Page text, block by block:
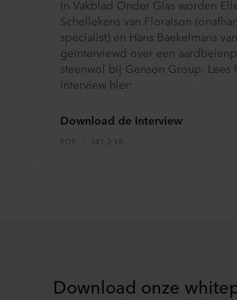
In Vakblad Onder Glas worden
Schellekens van Floraison
specialist) en Hans Baekelmans
geïnterviewd over een
steenwol bij Genson Group. Lees
interview hier:
Download de Interview
PDF 341.2 kB
Download onze